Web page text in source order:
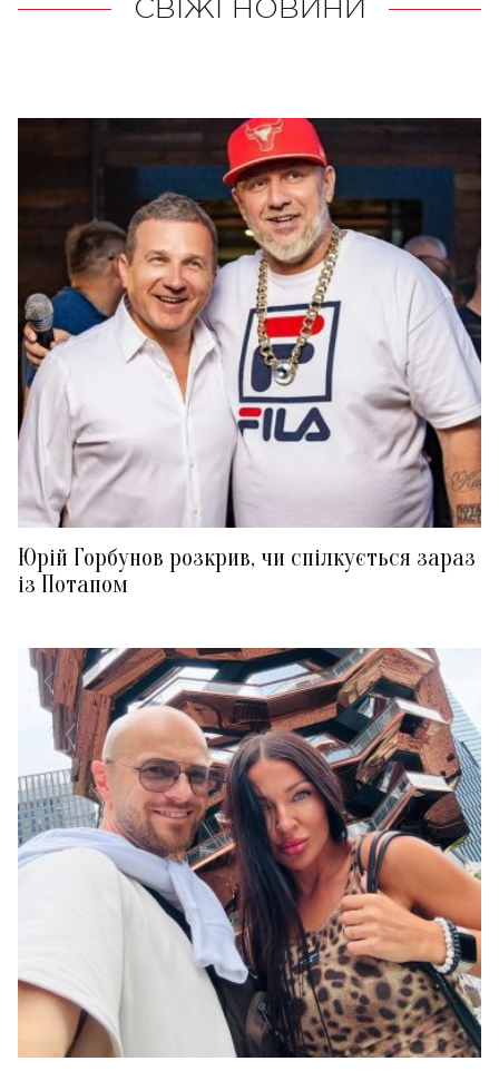
СВІЖІ НОВИНИ
Юрій Горбунов розкрив, чи спілкується зараз
із Потапом